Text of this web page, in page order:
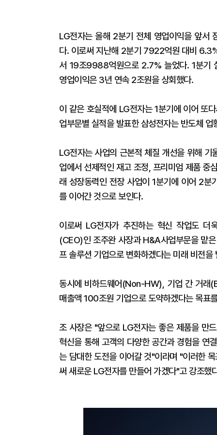
LG전자는 올해 2분기 전체 영업이익을 앞
다. 이로써 지난해 2분기 7922억원 대비
서 19조9988억원으로 2.7% 늘었다. 1분기
영업이익은 3년 연속 2조원을 상회했다.
이 같은 호실적에 LG전자는 1분기에 이어 또
업부문별 실적을 발표한 삼성전자는 반도체
LG전자는 사업의 근본적 체질 개선을 위해
업에서 선제적인 재고 조정, 프리미엄 제품 중
래 성장동력인 전장 사업이 1분기에 이어 2분
를 이어간 것으로 보인다.
이로써 LG전자가 추진하는 혁신 작업도 더
(CEO)인 조주완 사장과 H&A사업부문을 맡
프 솔루션 기업으로 변화하겠다는 미래 비전을
동시에 비하드웨어(Non-HW), 기업 간 거래
매출액 100조원 기업으로 도약하겠다는 목표
조 사장은 "앞으로 LG전자는 좋은 제품을 만
혁신을 통해 고객의 다양한 공간과 경험을 연
는 담대한 도전을 이어갈 것"이라며 "이러한
써 새로운 LG전자를 만들어 가겠다"고 강조했